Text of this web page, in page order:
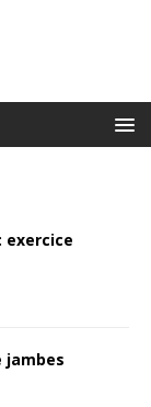
exercice
jambes